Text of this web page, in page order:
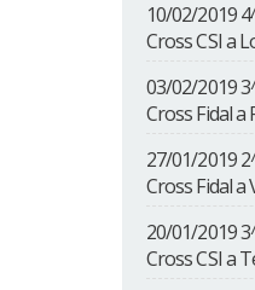
10/02/2019
Cross CSI a
03/02/2019
Cross Fidal a
27/01/2019
Cross Fidal
20/01/2019
Cross CSI a